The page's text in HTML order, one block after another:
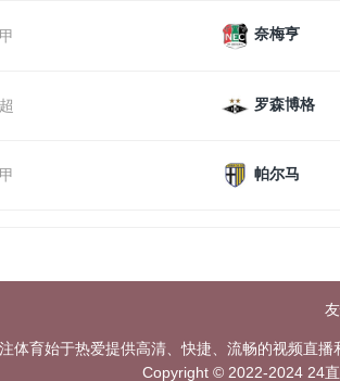
奈梅亨
罗森博格
帕尔马
体育始于热爱提供高清、快捷、流畅的视频直
Copyright © 2022-2024 24